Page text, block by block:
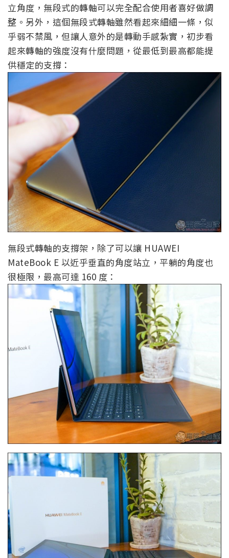
立角度，無段式的轉軸可以完全配合使用者喜好做調
整。另外，這個無段式轉軸雖然看起來細細一條，似
乎弱不禁風，但讓人意外的是轉動手感紮實，初步看
起來轉軸的強度沒有什麼問題，從最低到最高都能提
供穩定的支撐：
無段式轉軸的支撐架，除了可以讓 HUAWEI
MateBook E 以近乎垂直的角度站立，平躺的角度也
很極限，最高可達 160 度：